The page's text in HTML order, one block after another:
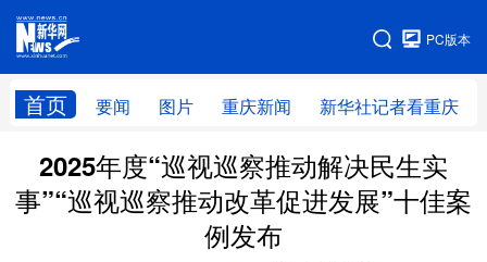
PC版本
首页 要闻 图片 重庆新闻 新华社记者看重庆
网站地图
2025年度“巡视巡察推动解决民生实
事”“巡视巡察推动改革促进发展”十佳案
例发布